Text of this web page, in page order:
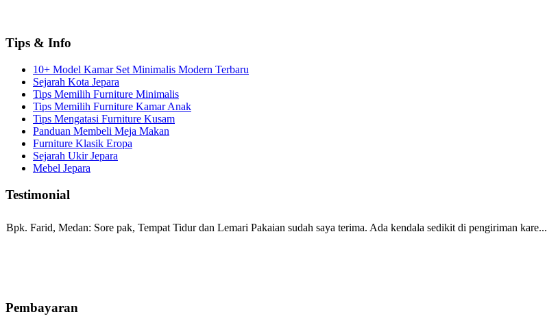
Tips & Info
10+ Model Kamar Set Minimalis Modern Terbaru
Sejarah Kota Jepara
Tips Memilih Furniture Minimalis
Tips Memilih Furniture Kamar Anak
Tips Mengatasi Furniture Kusam
Panduan Membeli Meja Makan
Furniture Klasik Eropa
Sejarah Ukir Jepara
Mebel Jepara
Testimonial
Bpk. Farid, Medan: Sore pak, Tempat Tidur dan Lemari Pakaian sudah saya terima. Ada kendala sedikit di pengiriman kare...
Pembayaran